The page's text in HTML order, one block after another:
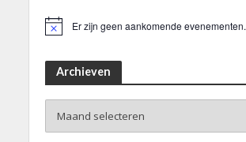
Er zijn geen aankomende evenementen.
Archieven